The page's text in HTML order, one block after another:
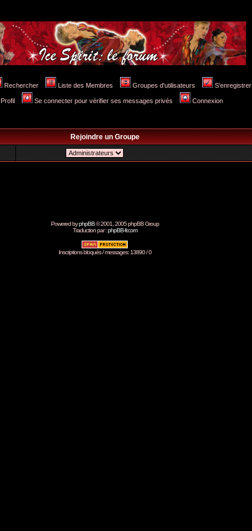
Rechercher Liste des Membres Groupes d'utilisateurs S'enregistrer
Profil Se connecter pour vérifier ses messages privés Connexion
Rejoindre un Groupe
Powered byphpBB© 2001, 2005 phpBB Group
Traduction par :phpBB-fr.com
Inscriptions bloqués / messages: 13890 / 0